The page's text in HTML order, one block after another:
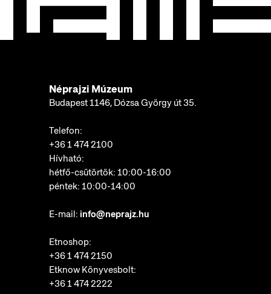
Néprajzi Múzeum
Budapest 1146, Dózsa György út 35.
Telefon:
+36 1 474 2100
Hívható:
hétfő-csütörtök: 10:00-16:00
péntek: 10:00-14:00
E-mail: info@neprajz.hu
Etnoshop:
+36 1 474 2150
Etknow Könyvesbolt:
+36 1 474 2222